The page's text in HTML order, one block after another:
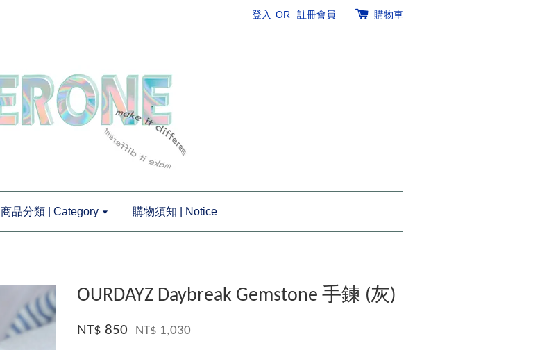
登入 OR 註冊會員 購物車
商品分類 | Category 購物須知 | Notice
OURDAYZ Daybreak Gemstone 手鍊 (灰)
NT$ 850 NT$ 1,030